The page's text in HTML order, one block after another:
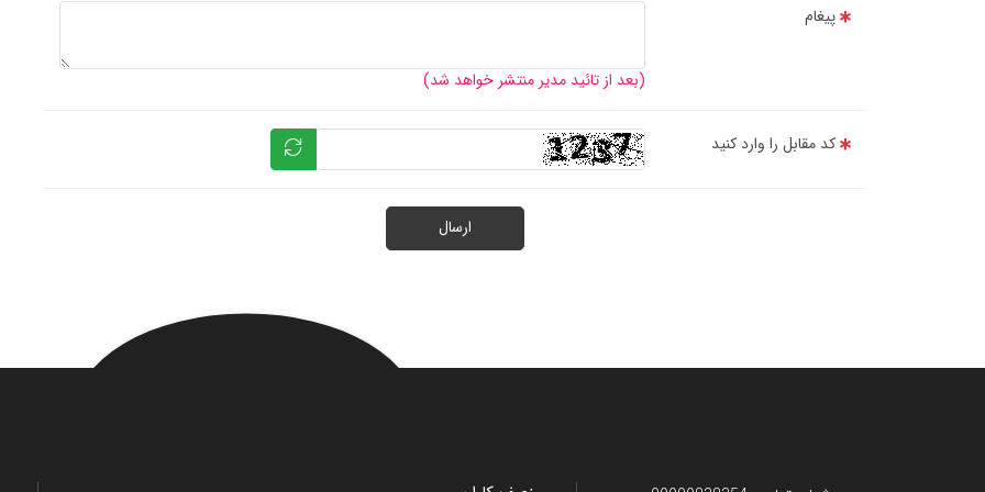
لنگ ثابت می شود. برای آشنایی با نحوه خرید و قیمت فولی نصر سایز 75 در اصفهان می
پیغام
(بعد از تائید مدیر منتشر خواهد شد)
کد مقابل را وارد کنید
ارسال